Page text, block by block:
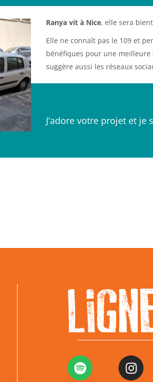
Ranya vit à Nice, elle sera
Elle ne connaît pas le 109 et
bénéfiques pour une
suggère aussi les réseaux
J’adore votre projet et je